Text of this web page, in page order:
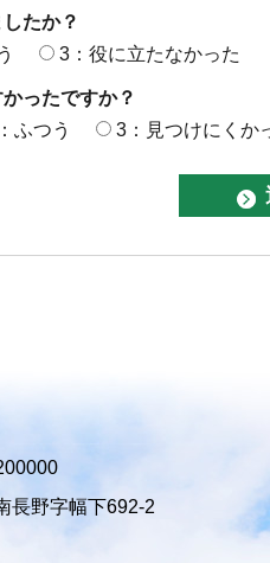
たか？
3：役に立たなかった
ったですか？
ふつう 3：見つけにくか
長野字幅下692-2